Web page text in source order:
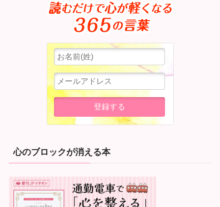
心のブロックが消える本